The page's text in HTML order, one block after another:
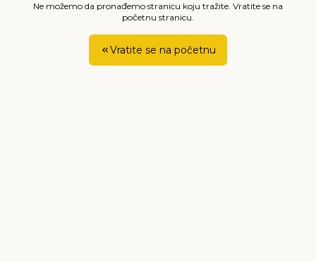
Ne možemo da pronađemo stranicu koju tražite. Vratite se na
početnu stranicu.
Vratite se na početnu